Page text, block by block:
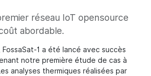
réseau IoT opensource
abordable.
FossaSat-1 a été lancé avec succès
notre première étude de cas à
analyses thermiques réalisées par